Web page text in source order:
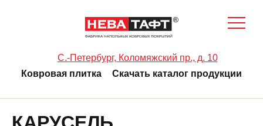
C.-Петербург, Коломяжский пр., д. 10
Ковровая плитка
Скачать каталог продукции